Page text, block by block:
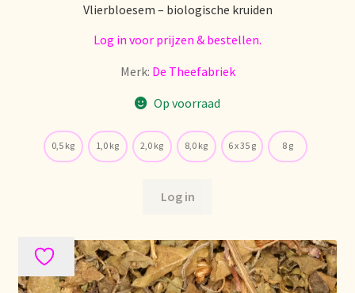
Vlierbloesem – biologische kruiden
Log in voor prijzen & bestellen.
Merk: De Theefabriek
Op voorraad
0,5 kg 1,0 kg 2,0 kg 8,0 kg 6 x 35 g 8 g
Log in